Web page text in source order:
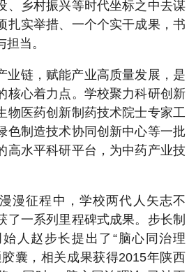
、乡村振兴等时代坐标之中去谋
扎实举措、一个个实干成果，书
当。
业链，赋能产业高质量发展，是
核心着力点。学校聚力科研创新
物医药创新制药技术院士专家工
色制造技术协同创新中心等一批
高水平科研平台，为中药产业技
漫征程中，学校两代人矢志不
了一系列里程碑式成果。步长制
人赵步长提出了“脑心同治理
囊，相关成果获得2015年陕西